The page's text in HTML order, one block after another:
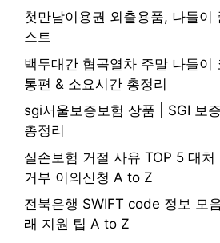
첫만남이용권 외출용품, 나들이
스트
백두대간 협곡열차 주말 나들이
통편 & 소요시간 총정리
sgi서울보증보험 상품 | SGI 보
총정리
실손보험 거절 사유 TOP 5 대
거부 이의신청 A to Z
전북은행 SWIFT code 정보 모
래 지원 팁 A to Z